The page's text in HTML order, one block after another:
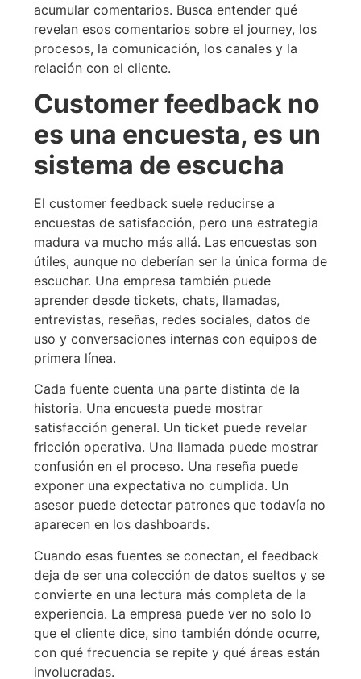
acumular comentarios. Busca entender qué
revelan esos comentarios sobre el journey, los
procesos, la comunicación, los canales y la
relación con el cliente.
Customer feedback no
es una encuesta, es un
sistema de escucha
El customer feedback suele reducirse a
encuestas de satisfacción, pero una estrategia
madura va mucho más allá. Las encuestas son
útiles, aunque no deberían ser la única forma de
escuchar. Una empresa también puede
aprender desde tickets, chats, llamadas,
entrevistas, reseñas, redes sociales, datos de
uso y conversaciones internas con equipos de
primera línea.
Cada fuente cuenta una parte distinta de la
historia. Una encuesta puede mostrar
satisfacción general. Un ticket puede revelar
fricción operativa. Una llamada puede mostrar
confusión en el proceso. Una reseña puede
exponer una expectativa no cumplida. Un
asesor puede detectar patrones que todavía no
aparecen en los dashboards.
Cuando esas fuentes se conectan, el feedback
deja de ser una colección de datos sueltos y se
convierte en una lectura más completa de la
experiencia. La empresa puede ver no solo lo
que el cliente dice, sino también dónde ocurre,
con qué frecuencia se repite y qué áreas están
involucradas.